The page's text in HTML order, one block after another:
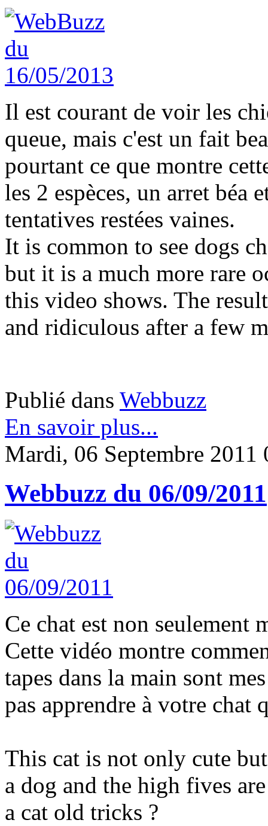
Il est courant de voir les
queue, mais c'est un fait
pourtant ce que montre
les 2 espèces, un arret béa
tentatives restées vaines.
It is common to see dogs
but it is a much more rare
this video shows. The
and ridiculous after a few
Publié dans Webbuzz
En savoir plus...
Mardi, 06 Septembre 2011
Webbuzz du 06/09/2011
Ce chat est non seulement
Cette vidéo montre
tapes dans la main sont
pas apprendre à votre chat
This cat is not only cute
a dog and the high fives
a cat old tricks ?